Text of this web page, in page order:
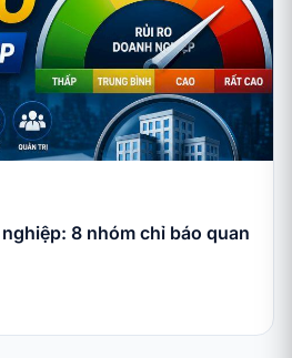
8 nhóm chỉ báo quan